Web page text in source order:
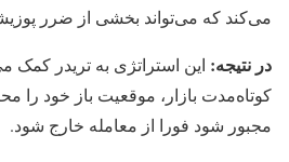
می‌کند که می‌تواند بخشی از ضرر
در نتیجه: این استراتژی به تریدر کمک
کوتاه‌مدت بازار، موقعیت باز خود را
مجبور شود فورا از معامله خارج شود.